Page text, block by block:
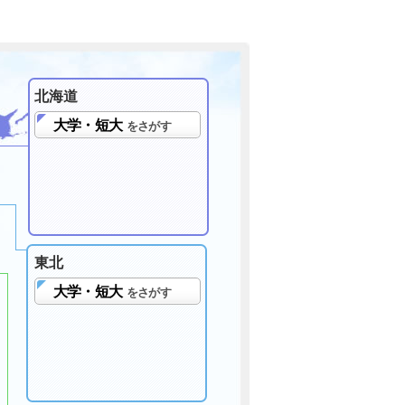
北海道
大学・短大 をさがす
東北
大学・短大 をさがす